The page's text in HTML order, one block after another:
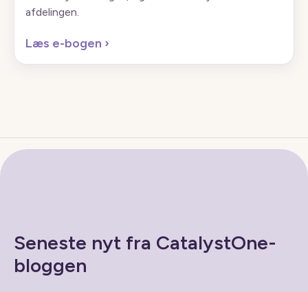
afdelingen.
Læs e-bogen ›
Seneste nyt fra CatalystOne-
bloggen